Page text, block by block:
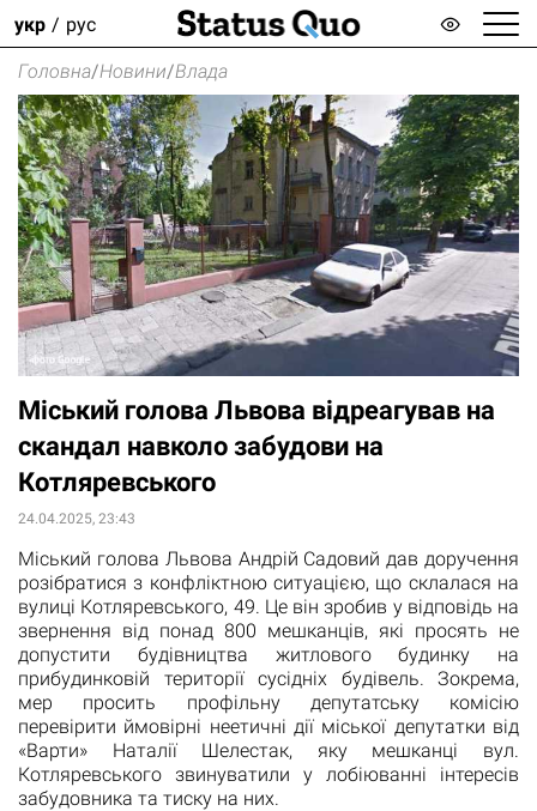
укр рус
Головна/Новини/Влада
Міський голова Львова відреагував на
скандал навколо забудови на
Котляревського
24.04.2025, 23:43
Міський голова Львова Андрій Садовий дав доручення
розібратися з конфліктною ситуацією, що склалася на
вулиці Котляревського, 49. Це він зробив у відповідь на
звернення від понад 800 мешканців, які просять не
допустити будівництва житлового будинку на
прибудинковій території сусідніх будівель. Зокрема,
мер просить профільну депутатську комісію
перевірити ймовірні неетичні дії міської депутатки від
«Варти» Наталії Шелестак, яку мешканці вул.
Котляревського звинуватили у лобіюванні інтересів
забудовника та тиску на них.